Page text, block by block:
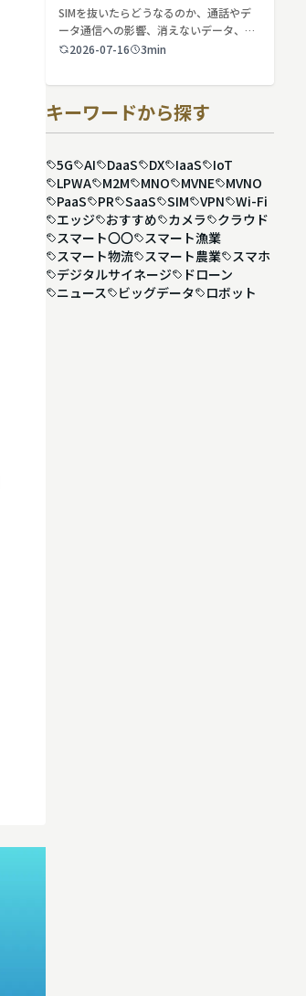
SIMを抜いたらどうなるのか、通話やデ
ータ通信への影響、消えないデータ、解
約や端…
2026-07-16 3min
キーワードから探す
5G AI DaaS DX IaaS
IoT
LPWA
M2M MNO MVNE
MVNO
PaaS
PR SaaS SIM VPN
Wi-Fi
エッジ
おすすめ カメラ
クラウド
スマート〇〇
スマート漁業
スマート物流
スマート農業
スマホ
デジタルサイネージ
ドローン
ニュース
ビッグデータ ロボット